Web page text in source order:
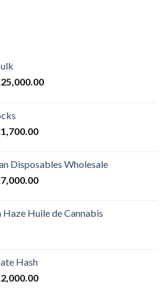
25,000.00Plage
1,700.00Plage
€400.00
à
Disposables Wholesale
7,000.00Plage
€350.00
Haze Huile de Cannabis
Hash
2,000.00Plage